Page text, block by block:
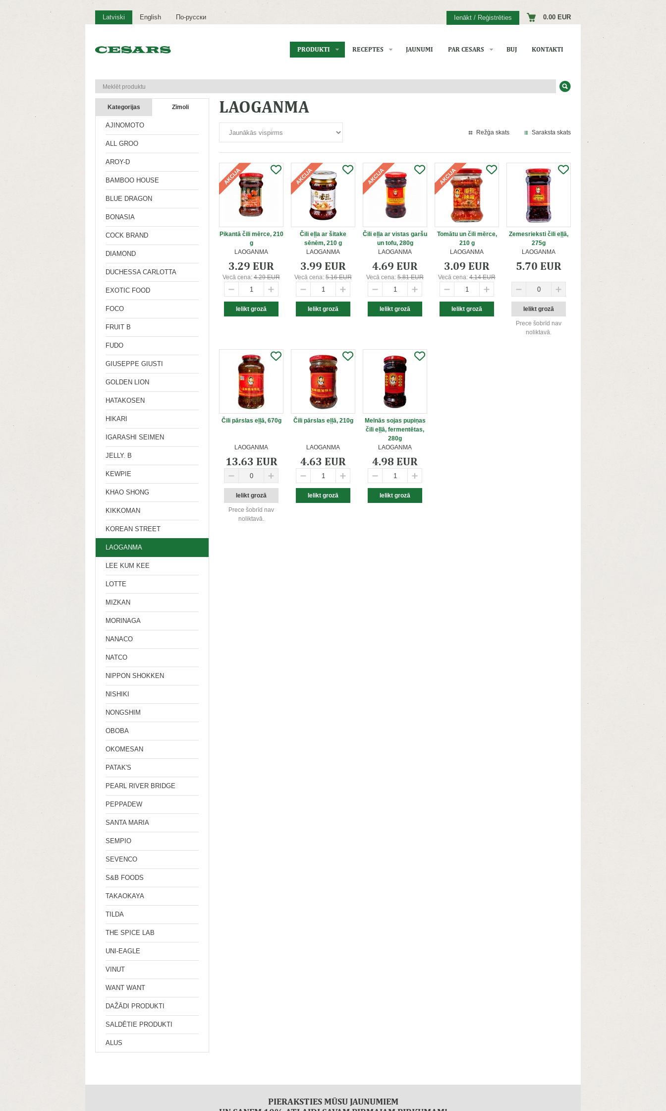
Latviski English По-русски Ienākt / Reģistrēties 0.00 EUR
PRODUKTI RECEPTES JAUNUMI PAR CESARS BUJ KONTAKTI
Kategorijas Zīmoli
AJINOMOTO
ALL GROO
AROY-D
BAMBOO HOUSE
BLUE DRAGON
BONASIA
COCK BRAND
DIAMOND
DUCHESSA CARLOTTA
EXOTIC FOOD
FOCO
FRUIT B
FUDO
GIUSEPPE GIUSTI
GOLDEN LION
HATAKOSEN
HIKARI
IGARASHI SEIMEN
JELLY. B
KEWPIE
KHAO SHONG
KIKKOMAN
KOREAN STREET
LAOGANMA
LEE KUM KEE
LOTTE
MIZKAN
MORINAGA
NANACO
NATCO
NIPPON SHOKKEN
NISHIKI
NONGSHIM
OBOBA
OKOMESAN
PATAK'S
PEARL RIVER BRIDGE
PEPPADEW
SANTA MARIA
SEMPIO
SEVENCO
S&B FOODS
TAKAOKAYA
TILDA
THE SPICE LAB
UNI-EAGLE
VINUT
WANT WANT
DAŽĀDI PRODUKTI
SALDĒTIE PRODUKTI
ALUS
LAOGANMA
Režģa skats Saraksta skats
Pikantā čili mērce, 210
g
LAOGANMA
3.29 EUR
Vecā cena: 4.29 EUR
Čili eļļa ar šitake
sēnēm, 210 g
LAOGANMA
3.99 EUR
Vecā cena: 5.16 EUR
Čili eļļa ar vistas garšu
un tofu, 280g
LAOGANMA
4.69 EUR
Vecā cena: 5.81 EUR
Tomātu un čili mērce,
210 g
LAOGANMA
3.09 EUR
Vecā cena: 4.14 EUR
Zemesrieksti čili eļļā,
275g
LAOGANMA
5.70 EUR
Prece šobrīd nav
noliktavā.
Čili pārslas eļļā, 670g
LAOGANMA
13.63 EUR
Prece šobrīd nav
noliktavā.
Čili pārslas eļļā, 210g
LAOGANMA
4.63 EUR
Melnās sojas pupiņas
čili eļļā, fermentētas,
280g
LAOGANMA
4.98 EUR
PIERAKSTIES MŪSU JAUNUMIEM